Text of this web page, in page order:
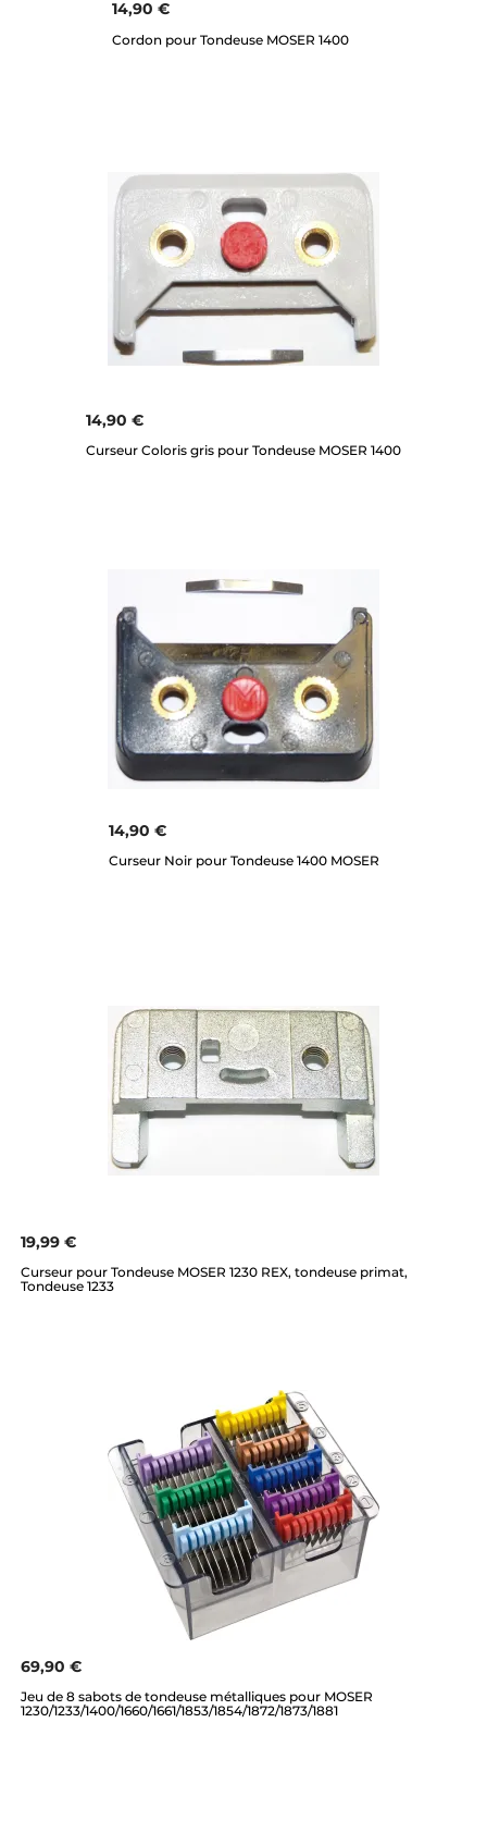
14,90 €
Cordon pour Tondeuse MOSER 1400
14,90 €
Curseur Coloris gris pour Tondeuse MOSER 1400
14,90 €
Curseur Noir pour Tondeuse 1400 MOSER
19,99 €
Curseur pour Tondeuse MOSER 1230 REX, tondeuse primat,
Tondeuse 1233
69,90 €
Jeu de 8 sabots de tondeuse métalliques pour MOSER
1230/1233/1400/1660/1661/1853/1854/1872/1873/1881